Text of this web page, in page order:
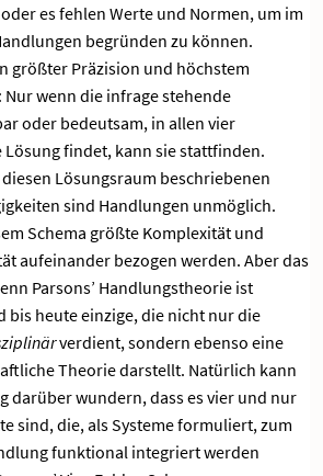
es fehlen Werte und Normen, um im
begründen zu können.
größter Präzision und höchstem
wenn die infrage stehende
oder bedeutsam, in allen vier
Lösung findet, kann sie stattfinden.
Lösungsraum beschriebenen
sind Handlungen unmöglich.
Schema größte Komplexität und
aufeinander bezogen werden. Aber das
Parsons’ Handlungstheorie ist
bis heute einzige, die nicht nur die
verdient, sondern ebenso eine
Theorie darstellt. Natürlich kann
darüber wundern, dass es vier und nur
sind, die, als Systeme formuliert, zum
funktional integriert werden